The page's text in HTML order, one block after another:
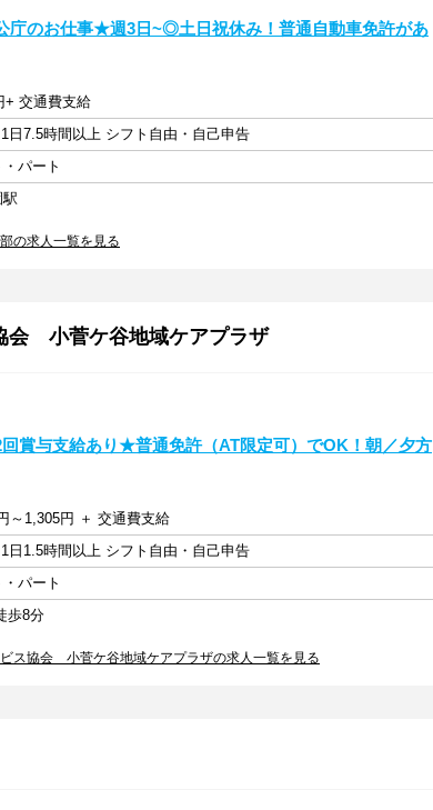
庁のお仕事★週3日~◎土日祝休み！普通自動車免許があ
+ 交通費支給
日7.5時間以上 シフト自由・自己申告
パート
の求人一覧を見る
会 小菅ケ谷地域ケアプラザ
回賞与支給あり★普通免許（AT限定可）でOK！朝／夕方
～1,305円 ＋ 交通費支給
日1.5時間以上 シフト自由・自己申告
パート
歩8分
ス協会 小菅ケ谷地域ケアプラザの求人一覧を見る